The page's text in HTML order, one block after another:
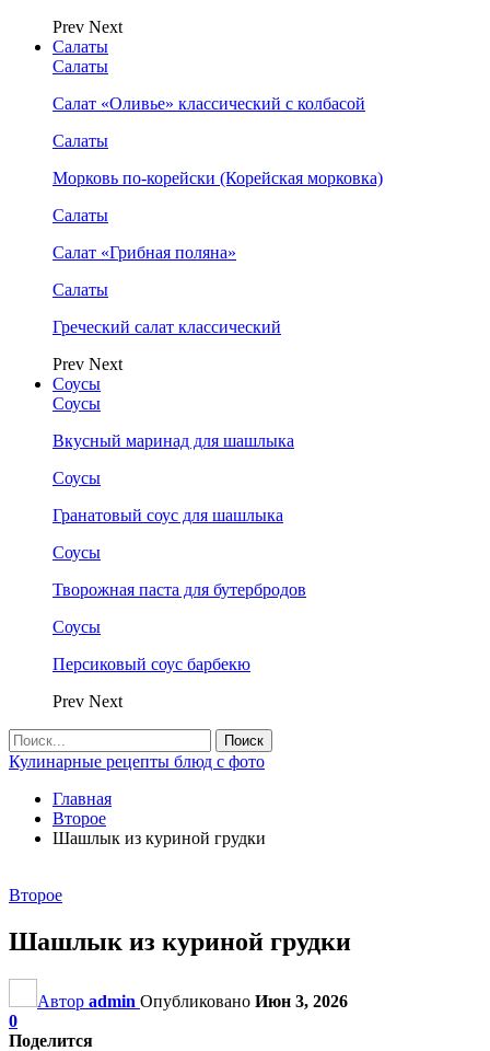
Prev Next
Салаты
Салаты
Салат «Оливье» классический с колбасой
Салаты
Морковь по-корейски (Корейская морковка)
Салаты
Салат «Грибная поляна»
Салаты
Греческий салат классический
Prev Next
Соусы
Соусы
Вкусный маринад для шашлыка
Соусы
Гранатовый соус для шашлыка
Соусы
Творожная паста для бутербродов
Соусы
Персиковый соус барбекю
Prev Next
Кулинарные рецепты блюд с фото
Главная
Второе
Шашлык из куриной грудки
Второе
Шашлык из куриной грудки
Автор admin Опубликовано Июн 3, 2026
0
Поделится